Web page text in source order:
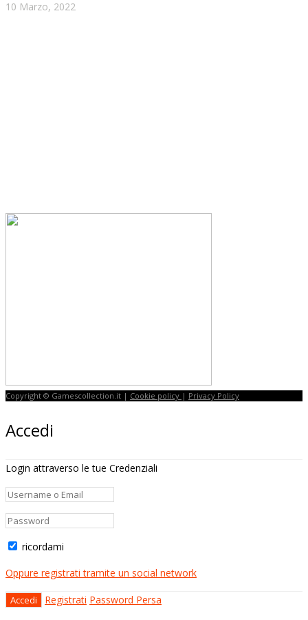
10 Marzo, 2022
Copyright © Gamescollection.it | Cookie policy | Privacy Policy
Accedi
Login attraverso le tue Credenziali
ricordami
Oppure registrati tramite un social network
Registrati Password Persa